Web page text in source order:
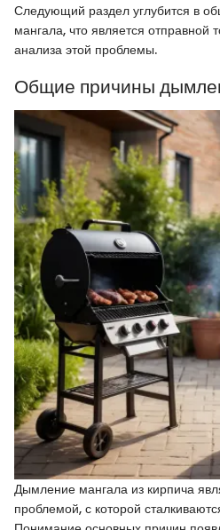
Следующий раздел углубится в
мангала, что является отправной
анализа этой проблемы.
Общие причины
Дымление мангала из кирпича
проблемой, с которой